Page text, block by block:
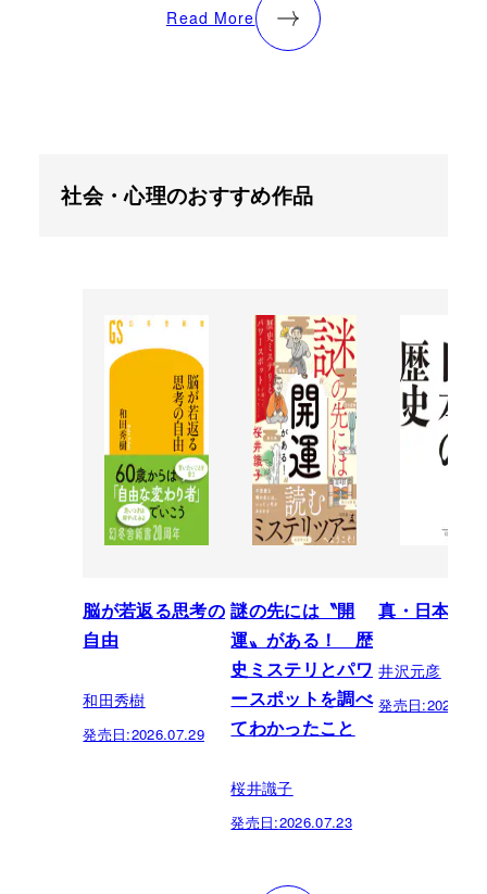
Read More
社会・心理のおすすめ作品
脳が若返る思考の
自由
和田秀樹
発売日:2026.07.29
謎の先には〝開
運〟がある！ 歴
史ミステリとパワ
ースポットを調べ
てわかったこと
桜井識子
発売日:2026.07.23
真・日本の
井沢元彦
発売日: